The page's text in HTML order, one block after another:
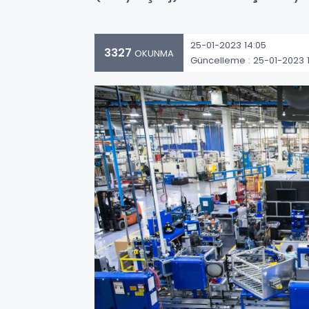
3327 OKUNMA
25-01-2023 14:05
Güncelleme : 25-01-2023